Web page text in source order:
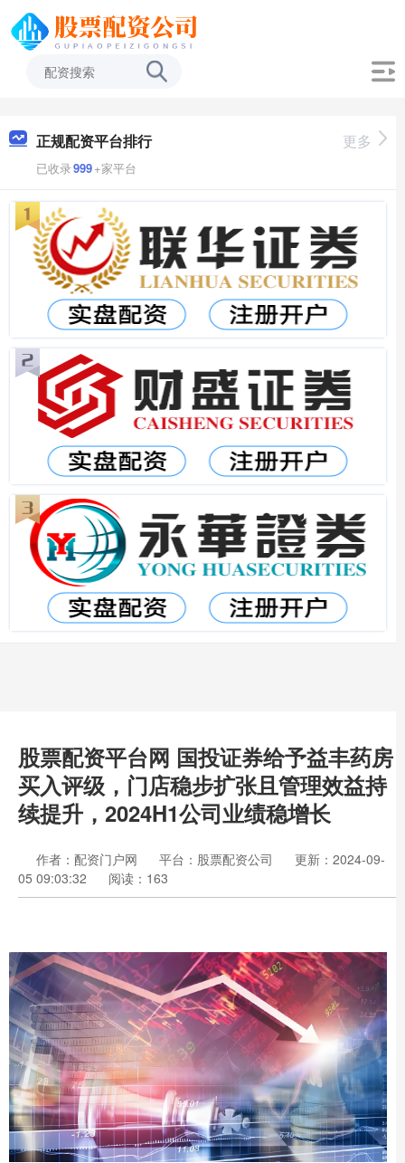
正规配资平台排行
已收录999+家平台
更多
股票配资平台网 国投证券给予益丰药房
买入评级，门店稳步扩张且管理效益持
续提升，2024H1公司业绩稳增长
作者：配资门户网 平台：股票配资公司
更新：2024-09-
05 09:03:32
阅读：163